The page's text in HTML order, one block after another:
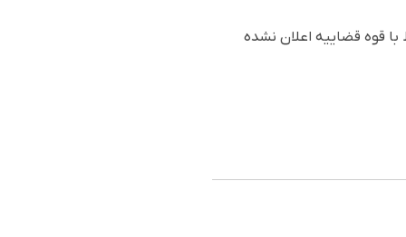
قوه قضاییه اعلان نشده